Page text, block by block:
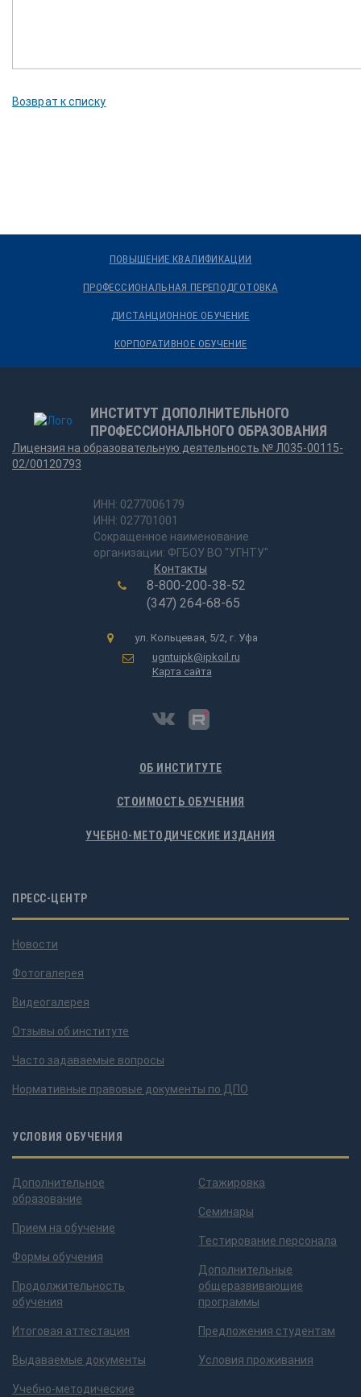
Возврат к списку
ПОВЫШЕНИЕ КВАЛИФИКАЦИИ
ПРОФЕССИОНАЛЬНАЯ ПЕРЕПОДГОТОВКА
ДИСТАНЦИОННОЕ ОБУЧЕНИЕ
КОРПОРАТИВНОЕ ОБУЧЕНИЕ
ИНСТИТУТ ДОПОЛНИТЕЛЬНОГО
ПРОФЕССИОНАЛЬНОГО ОБРАЗОВАНИЯ
Лицензия на образовательную деятельность № Л035-00115-
02/00120793
ИНН: 0277006179
ИНН: 027701001
Сокращенное наименование
организации: ФГБОУ ВО "УГНТУ"
Контакты
8-800-200-38-52
(347) 264-68-65
ул. Кольцевая, 5/2, г. Уфа
ugntuipk@ipkoil.ru
Карта сайта
ОБ ИНСТИТУТЕ
СТОИМОСТЬ ОБУЧЕНИЯ
УЧЕБНО-МЕТОДИЧЕСКИЕ ИЗДАНИЯ
ПРЕСС-ЦЕНТР
Новости
Фотогалерея
Видеогалерея
Отзывы об институте
Часто задаваемые вопросы
Нормативные правовые документы по ДПО
УСЛОВИЯ ОБУЧЕНИЯ
Дополнительное
образование
Прием на обучение
Формы обучения
Продолжительность
обучения
Итоговая аттестация
Выдаваемые документы
Учебно-методические
Стажировка
Семинары
Тестирование персонала
Дополнительные
общеразвивающие
программы
Предложения студентам
Условия проживания